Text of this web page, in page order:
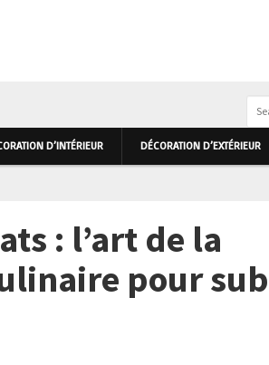
D’INTÉRIEUR DÉCORATION D’EXTÉRIEUR
: l’art de la
pour